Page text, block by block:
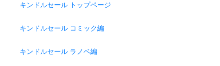
キンドルセール トップページ
キンドルセール コミック編
キンドルセール ラノベ編